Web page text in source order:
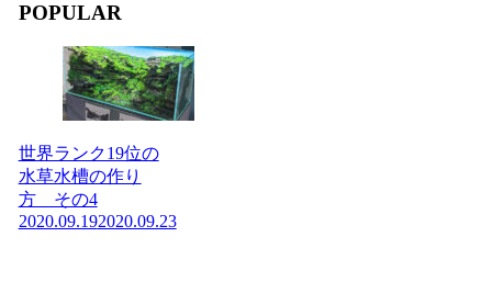
POPULAR
世界ランク19位の
水草水槽の作り
方 その4
2020.09.192020.09.23